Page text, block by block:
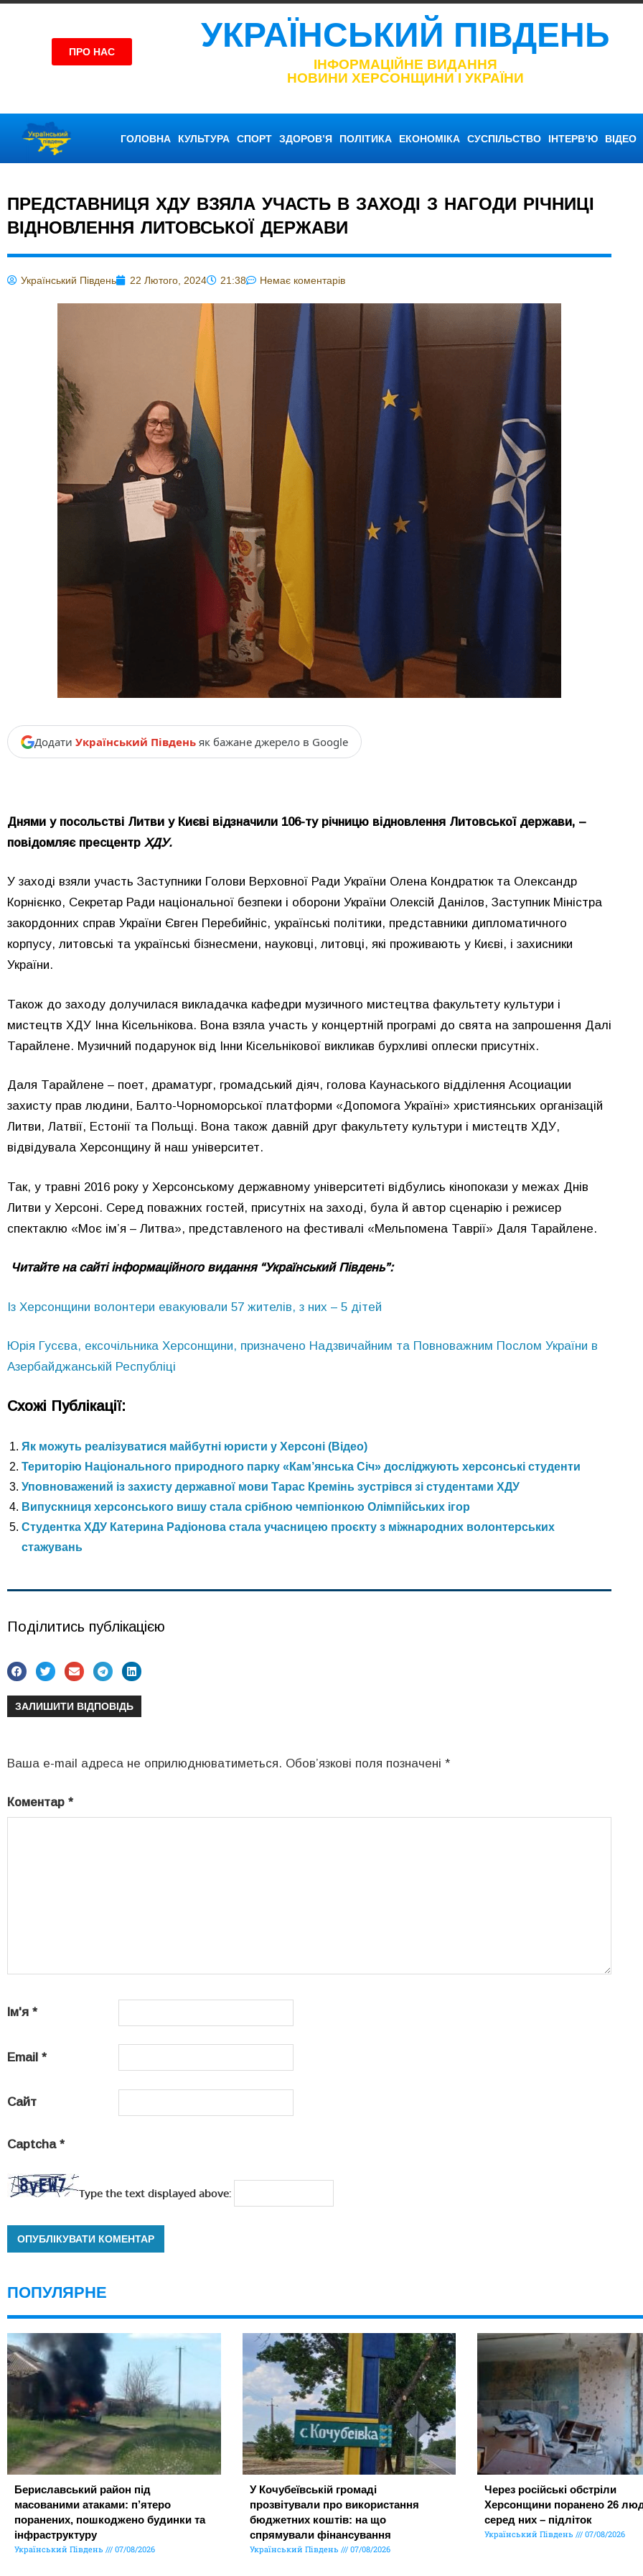
ПРО НАС УКРАЇНСЬКИЙ ПІВДЕНЬ
ІНФОРМАЦІЙНЕ ВИДАННЯ
НОВИНИ ХЕРСОНЩИНИ І УКРАЇНИ
ГОЛОВНА КУЛЬТУРА СПОРТ ЗДОРОВ’Я ПОЛІТИКА ЕКОНОМІКА СУСПІЛЬСТВО ІНТЕРВ’Ю ВІДЕО
ПРЕДСТАВНИЦЯ ХДУ ВЗЯЛА УЧАСТЬ В ЗАХОДІ З НАГОДИ РІЧНИЦІ
ВІДНОВЛЕННЯ ЛИТОВСЬКОЇ ДЕРЖАВИ
Український Південь 22 Лютого, 2024 21:38 Немає коментарів
Додати Український Південь як бажане джерело в Google
Днями у посольстві Литви у Києві відзначили 106-ту річницю відновлення Литовської держави, –
повідомляє пресцентр ХДУ.
У заході взяли участь Заступники Голови Верховної Ради України Олена Кондратюк та Олександр
Корнієнко, Секретар Ради національної безпеки і оборони України Олексій Данілов, Заступник Міністра
закордонних справ України Євген Перебийніс, українські політики, представники дипломатичного
корпусу, литовські та українські бізнесмени, науковці, литовці, які проживають у Києві, і захисники
України.
Також до заходу долучилася викладачка кафедри музичного мистецтва факультету культури і
мистецтв ХДУ Інна Кісельнікова. Вона взяла участь у концертній програмі до свята на запрошення Далі
Тарайлене. Музичний подарунок від Інни Кісельнікової викликав бурхливі оплески присутніх.
Даля Тарайлене – поет, драматург, громадський діяч, голова Каунаського відділення Асоциации
захисту прав людини, Балто-Чорноморської платформи «Допомога Україні» християнських організацій
Литви, Латвії, Естонії та Польщі. Вона також давній друг факультету культури і мистецтв ХДУ,
відвідувала Херсонщину й наш університет.
Так, у травні 2016 року у Херсонському державному університеті відбулись кінопокази у межах Днів
Литви у Херсоні. Серед поважних гостей, присутніх на заході, була й автор сценарію і режисер
спектаклю «Моє ім’я – Литва», представленого на фестивалі «Мельпомена Таврії» Даля Тарайлене.
Читайте на сайті інформаційного видання “Український Південь”:
Із Херсонщини волонтери евакуювали 57 жителів, з них – 5 дітей
Юрія Гусєва, ексочільника Херсонщини, призначено Надзвичайним та Повноважним Послом України в
Азербайджанській Республіці
Схожі Публікації:
Як можуть реалізуватися майбутні юристи у Херсоні (Відео)
Територію Національного природного парку «Кам’янська Січ» досліджують херсонські студенти
Уповноважений із захисту державної мови Тарас Кремінь зустрівся зі студентами ХДУ
Випускниця херсонського вишу стала срібною чемпіонкою Олімпійських ігор
Студентка ХДУ Катерина Радіонова стала учасницею проєкту з міжнародних волонтерських
стажувань
Поділитись публікацією
ЗАЛИШИТИ ВІДПОВІДЬ
Ваша e-mail адреса не оприлюднюватиметься. Обов’язкові поля позначені *
Коментар *
Ім'я *
Email *
Сайт
Captcha *
Type the text displayed above:
ПОПУЛЯРНЕ
Бериславський район під
масованими атаками: п’ятеро
поранених, пошкоджено будинки та
інфраструктуру
Український Південь 07/08/2026
У Кочубеївській громаді
прозвітували про використання
бюджетних коштів: на що
спрямували фінансування
Український Південь 07/08/2026
Через російські обстріли
Херсонщини поранено 26
серед них – підліток
Український Південь 07/08/2026